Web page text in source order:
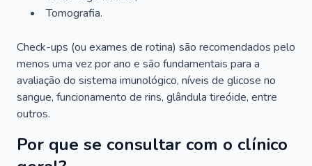
Tomografia.
Check-ups (ou exames de rotina) são recomendados pelo
menos uma vez por ano e são fundamentais para a
avaliação do sistema imunológico, níveis de glicose no
sangue, funcionamento de rins, glândula tireóide, entre
outros.
Por que se consultar com o clínico